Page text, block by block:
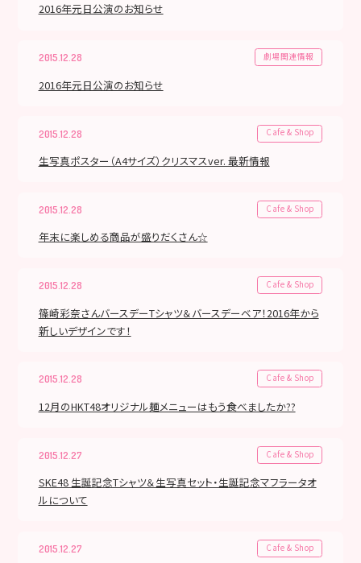
2016年元日公演のお知らせ
2015.12.28 劇場関連情報
2016年元日公演のお知らせ
2015.12.28 Cafe & Shop
生写真ポスター（A4サイズ）クリスマスver. 最新情報
2015.12.28 Cafe & Shop
年末に楽しめる商品が盛りだくさん☆
2015.12.28 Cafe & Shop
篠崎彩奈さんバースデーTシャツ＆バースデーベア！2016年から
新しいデザインです！
2015.12.28 Cafe & Shop
12月のHKT48オリジナル麺メニューはもう食べましたか??
2015.12.27 Cafe & Shop
SKE48 生誕記念Tシャツ＆生写真セット・生誕記念マフラータオ
ルについて
2015.12.27 Cafe & Shop